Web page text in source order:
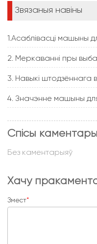
Звязаныя навіны
1.Асаблівасці машыны
Спісы
Без каментарыяў
Хачу
Змест*